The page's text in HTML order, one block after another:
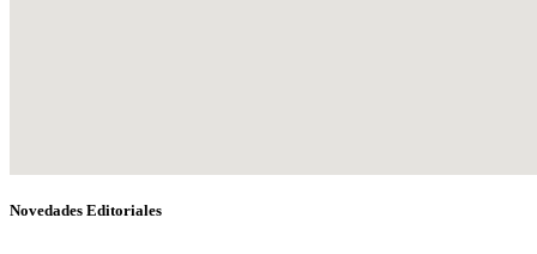
Novedades Editoriales